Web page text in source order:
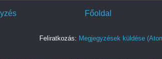
Főoldal
Feliratkozás: Megjegyzések küldése